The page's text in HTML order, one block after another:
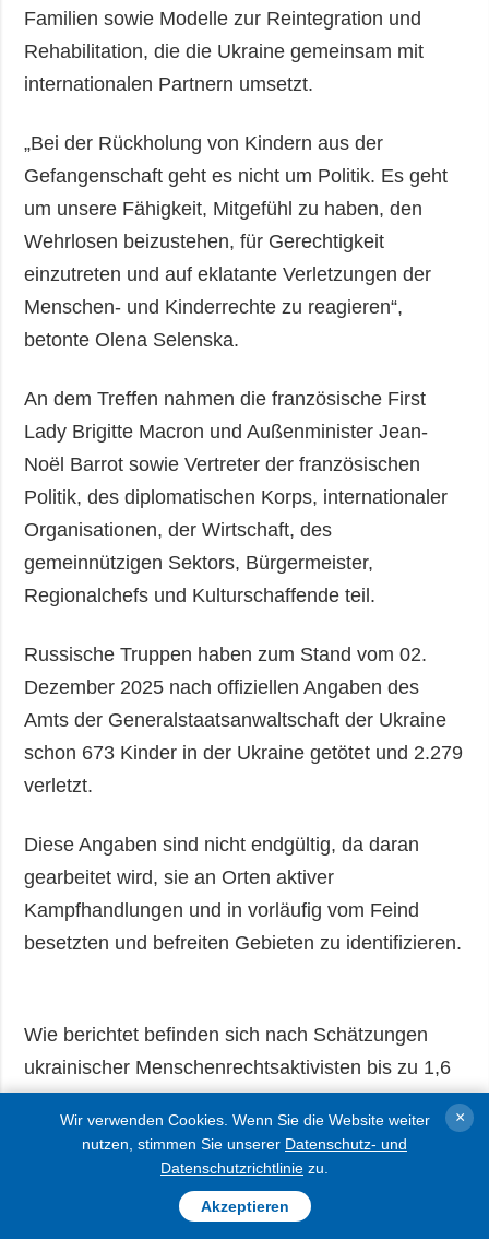
Familien sowie Modelle zur Reintegration und
Rehabilitation, die die Ukraine gemeinsam mit
internationalen Partnern umsetzt.
„Bei der Rückholung von Kindern aus der
Gefangenschaft geht es nicht um Politik. Es geht
um unsere Fähigkeit, Mitgefühl zu haben, den
Wehrlosen beizustehen, für Gerechtigkeit
einzutreten und auf eklatante Verletzungen der
Menschen- und Kinderrechte zu reagieren“,
betonte Olena Selenska.
An dem Treffen nahmen die französische First
Lady Brigitte Macron und Außenminister Jean-
Noël Barrot sowie Vertreter der französischen
Politik, des diplomatischen Korps, internationaler
Organisationen, der Wirtschaft, des
gemeinnützigen Sektors, Bürgermeister,
Regionalchefs und Kulturschaffende teil.
Russische Truppen haben zum Stand vom 02.
Dezember 2025 nach offiziellen Angaben des
Amts der Generalstaatsanwaltschaft der Ukraine
schon 673 Kinder in der Ukraine getötet und 2.279
verletzt.
Diese Angaben sind nicht endgültig, da daran
gearbeitet wird, sie an Orten aktiver
Kampfhandlungen und in vorläufig vom Feind
besetzten und befreiten Gebieten zu identifizieren.
Wie berichtet befinden sich nach Schätzungen
ukrainischer Menschenrechtsaktivisten bis zu 1,6
Millionen ukrainische Kinder unter russischer
Kontrolle. Sie wurden entweder in die Russische
Föderation verschleppt oder sind gezwungen, in
vorläufig besetzten Gebieten zu leben.
Wir verwenden Cookies. Wenn Sie die Website weiter
nutzen, stimmen Sie unserer Datenschutz- und
Datenschutzrichtlinie zu.
Akzeptieren
×